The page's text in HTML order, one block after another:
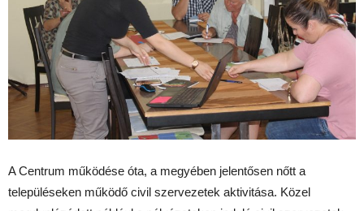
A Centrum működése óta, a megyében jelentősen nőtt a
településeken működő civil szervezetek aktivitása. Közel